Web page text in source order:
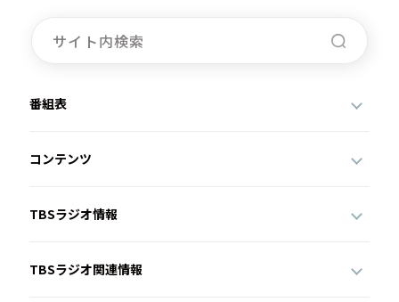
番組表
コンテンツ
TBSラジオ情報
TBSラジオ関連情報